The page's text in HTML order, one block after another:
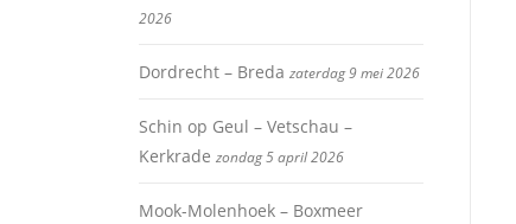
2026
Dordrecht – Breda zaterdag 9 mei 2026
Schin op Geul – Vetschau –
Kerkrade zondag 5 april 2026
Mook-Molenhoek – Boxmeer